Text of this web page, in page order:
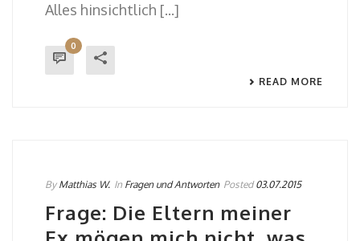
Alles hinsichtlich [...]
0
READ MORE
By Matthias W. In Fragen und Antworten Posted 03.07.2015
Frage: Die Eltern meiner